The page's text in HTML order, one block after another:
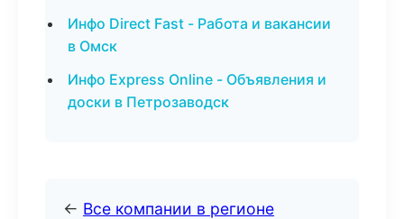
Инфо Direct Fast - Работа и вакансии
в Омск
Инфо Express Online - Объявления и
доски в Петрозаводск
← Все компании в регионе